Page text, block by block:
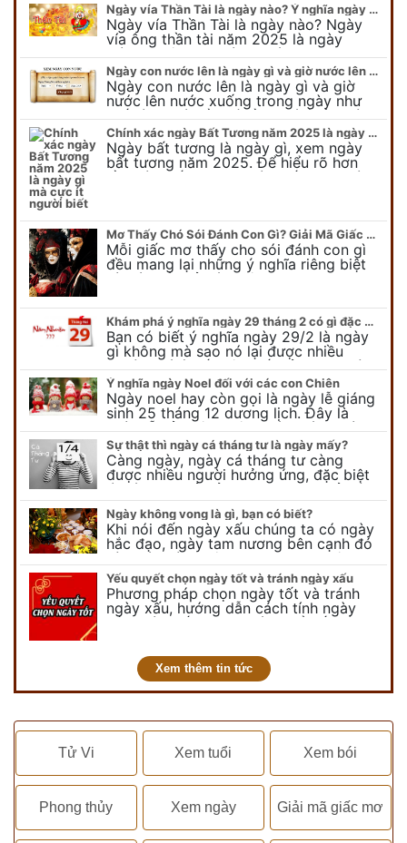
Ngày vía Thần Tài là ngày nào? Ý nghĩa ngày vía Thần Tài năm 2025
Ngày vía Thần Tài là ngày nào? Ngày
vía ông thần tài năm 2025 là ngày
mùng 10 âm lịch hàng tháng. Tại sao
trong ngày này, tất cả mọi…
Ngày con nước lên là ngày gì và giờ nước lên nước xuống trong ngày?
Ngày con nước lên là ngày gì và giờ
nước lên nước xuống trong ngày như
thế nào? Có điều gì cần chú ý về ngày
con nước lên? Đừng…
Chính xác ngày Bất Tương năm 2025 là ngày gì mà cực ít người biết
Ngày bất tương là ngày gì, xem ngày
bất tương năm 2025. Để hiểu rõ hơn
về ngày bất tương, ngày bất tương là
Mơ Thấy Chó Sói Đánh Con Gì? Giải Mã Giấc Mơ Bí Ẩn
Mỗi giấc mơ thấy cho sói đánh con gì
đều mang lại những ý nghĩa riêng biệt
và có thể phản ánh tâm trạng, suy nghĩ
Khám phá ý nghĩa ngày 29 tháng 2 có gì đặc biệt?
Bạn có biết ý nghĩa ngày 29/2 là ngày
gì không mà sao nó lại được nhiều
người chú ý đến vậy. Tất cả mọi người
đều cho rằng đây…
Ý nghĩa ngày Noel đối với các con Chiên
Ngày noel hay còn gọi là ngày lễ giáng
sinh 25 tháng 12 dương lịch. Đây là
ngày lễ của bên thiên chúa giáo, ngày
lễ thiên chúa giáng sinh,…
Sự thật thì ngày cá tháng tư là ngày mấy?
Càng ngày, ngày cá tháng tư càng
được nhiều người hưởng ứng, đặc biệt
là các bạn trẻ bởi họ sẽ nghĩ ra đủ trò
vui chơi, tinh nghịch, hài…
Ngày không vong là gì, bạn có biết?
Khi nói đến ngày xấu chúng ta có ngày
hắc đạo, ngày tam nương bên cạnh đó
còn có ngày không vong. Tuy nhiên khi
nói đến ngày không vong…
Yếu quyết chọn ngày tốt và tránh ngày xấu
Phương pháp chọn ngày tốt và tránh
ngày xấu, hướng dẫn cách tính ngày
tốt, ngày xấu trong tháng để tiến hành
Xem thêm tin tức
Tử Vi Xem tuổi Xem bói
Phong thủy Xem ngày Giải mã giấc mơ